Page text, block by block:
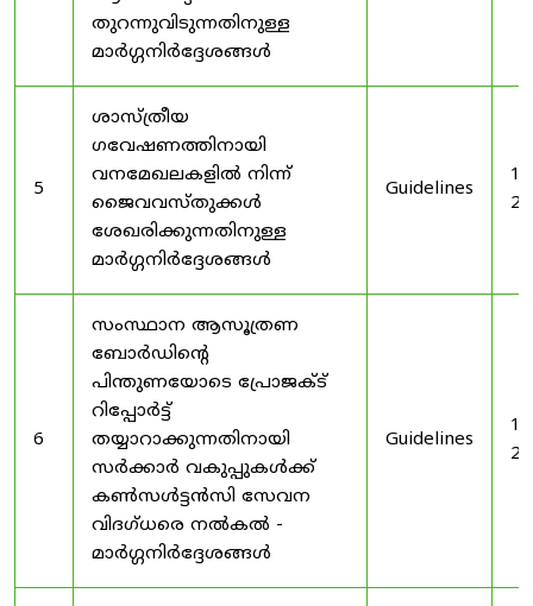
തുറന്നുവിടുന്നതിനുള്ള
മാർഗ്ഗനിർദ്ദേശങ്ങൾ
5
ശാസ്ത്രീയ
ഗവേഷണത്തിനായി
വനമേഖലകളിൽ നിന്ന്
ജൈവവസ്തുക്കൾ
ശേഖരിക്കുന്നതിനുള്ള
മാർഗ്ഗനിർദ്ദേശങ്ങൾ
Guidelines
6
സംസ്ഥാന ആസൂത്രണ
ബോർഡിൻ്റെ
പിന്തുണയോടെ പ്രോജക്ട്
റിപ്പോർട്ട്
തയ്യാറാക്കുന്നതിനായി
സർക്കാർ വകുപ്പുകൾക്ക്
കൺസൾട്ടൻസി സേവന
വിദഗ്ധരെ നൽകൽ -
മാർഗ്ഗനിർദ്ദേശങ്ങൾ
Guidelines